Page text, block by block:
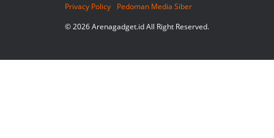
Privacy Policy
Pedoman Media Siber
© 2026 Arenagadget.id All Right Reserved.